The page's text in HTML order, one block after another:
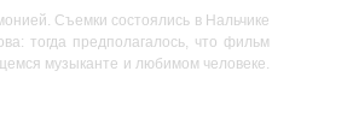
Съемки состоялись в Нальчике
тогда предполагалось, что фильм
музыканте и любимом человеке.